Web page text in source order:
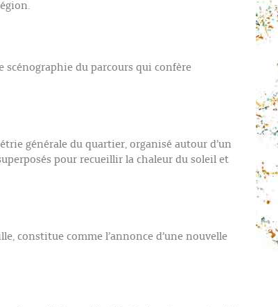
scénographie du parcours qui confère
générale du quartier, organisé autour d’un
pour recueillir la chaleur du soleil et
constitue comme l’annonce d’une nouvelle